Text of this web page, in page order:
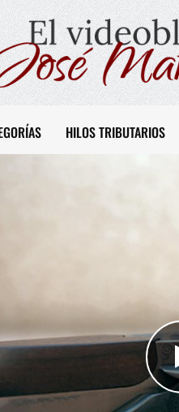
HILOS TRIBUTARIOS